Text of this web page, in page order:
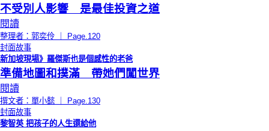
不受別人影響 是最佳投資之道
閱讀
整理者：郭奕伶 ｜ Page.120
封面故事
新加坡現場》羅傑斯也是個感性的老爸
準備地圖和撲滿 帶她們闖世界
閱讀
撰文者：單小懿 ｜ Page.130
封面故事
黎智英 把孩子的人生還給他